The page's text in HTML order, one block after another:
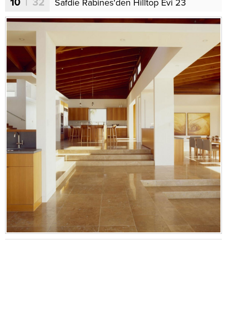
10 | 32 Safdie Rabines'den Hilltop Evi 23